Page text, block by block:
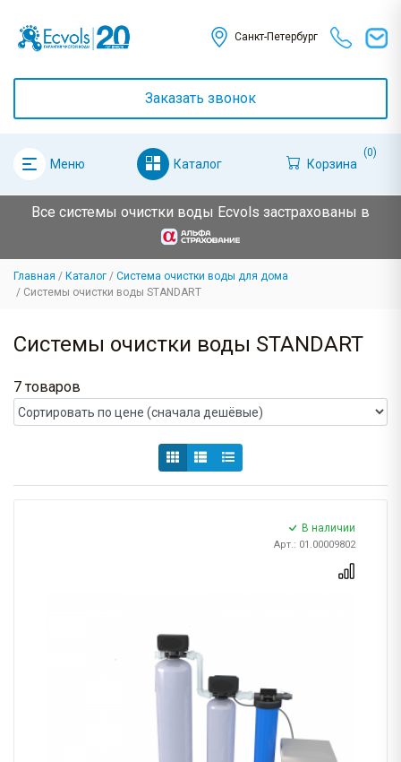
Санкт-Петербург
Заказать звонок
Меню Каталог Корзина
(0)
Все системы очистки воды Ecvols застрахованы в
Главная Каталог
Система очистки воды для дома
Системы очистки воды STANDART
Системы очистки воды STANDART
7 товаров
В наличии
Арт.: 01.00009802